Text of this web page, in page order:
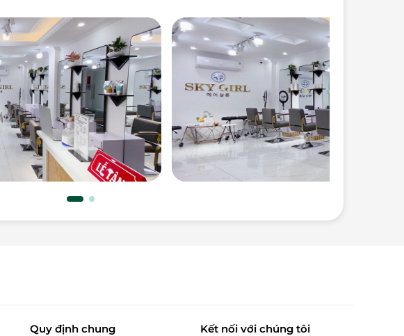
Quy định chung
Kết nối với chúng tôi